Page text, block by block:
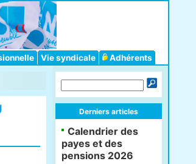
Vie syndicale Adhérents
Derniers articles
Calendrier des
payes et des
pensions 2026